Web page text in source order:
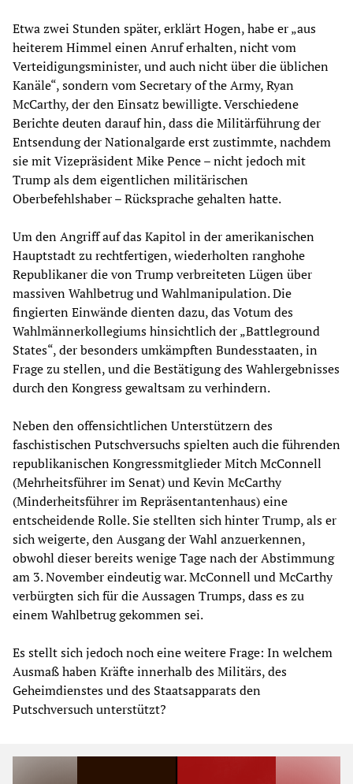
Etwa zwei Stunden später, erklärt Hogen, habe er „aus
heiterem Himmel einen Anruf erhalten, nicht vom
Verteidigungsminister, und auch nicht über die üblichen
Kanäle“, sondern vom Secretary of the Army, Ryan
McCarthy, der den Einsatz bewilligte. Verschiedene
Berichte deuten darauf hin, dass die Militärführung der
Entsendung der Nationalgarde erst zustimmte, nachdem
sie mit Vizepräsident Mike Pence – nicht jedoch mit
Trump als dem eigentlichen militärischen
Oberbefehlshaber – Rücksprache gehalten hatte.
Um den Angriff auf das Kapitol in der amerikanischen
Hauptstadt zu rechtfertigen, wiederholten ranghohe
Republikaner die von Trump verbreiteten Lügen über
massiven Wahlbetrug und Wahlmanipulation. Die
fingierten Einwände dienten dazu, das Votum des
Wahlmännerkollegiums hinsichtlich der „Battleground
States“, der besonders umkämpften Bundesstaaten, in
Frage zu stellen, und die Bestätigung des Wahlergebnisses
durch den Kongress gewaltsam zu verhindern.
Neben den offensichtlichen Unterstützern des
faschistischen Putschversuchs spielten auch die führenden
republikanischen Kongressmitglieder Mitch McConnell
(Mehrheitsführer im Senat) und Kevin McCarthy
(Minderheitsführer im Repräsentantenhaus) eine
entscheidende Rolle. Sie stellten sich hinter Trump, als er
sich weigerte, den Ausgang der Wahl anzuerkennen,
obwohl dieser bereits wenige Tage nach der Abstimmung
am 3. November eindeutig war. McConnell und McCarthy
verbürgten sich für die Aussagen Trumps, dass es zu
einem Wahlbetrug gekommen sei.
Es stellt sich jedoch noch eine weitere Frage: In welchem
Ausmaß haben Kräfte innerhalb des Militärs, des
Geheimdienstes und des Staatsapparats den
Putschversuch unterstützt?